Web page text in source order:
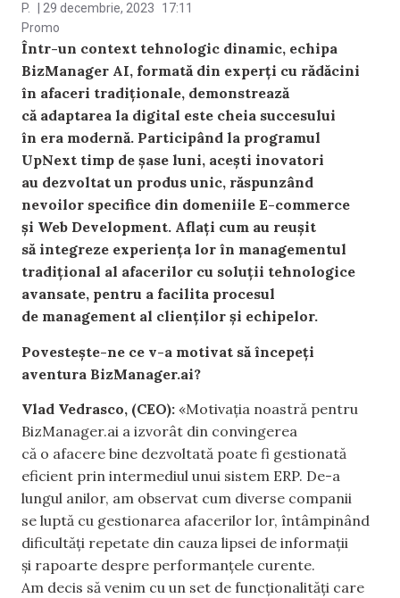
P. 29 decembrie, 2023
17:11
Promo
Într-un context tehnologic dinamic, echipa
BizManager AI, formată din experți cu rădăcini
în afaceri tradiționale, demonstrează
că adaptarea la digital este cheia succesului
în era modernă. Participând la programul
UpNext timp de șase luni, acești inovatori
au dezvoltat un produs unic, răspunzând
nevoilor specifice din domeniile E-commerce
și Web Development. Aflați cum au reușit
să integreze experiența lor în managementul
tradițional al afacerilor cu soluții tehnologice
avansate, pentru a facilita procesul
de management al clienților și echipelor.
Povestește-ne ce v-a motivat să începeți
aventura BizManager.ai?
Vlad Vedrasco, (CEO): «Motivația noastră pentru
BizManager.ai a izvorât din convingerea
că o afacere bine dezvoltată poate fi gestionată
eficient prin intermediul unui sistem ERP. De-a
lungul anilor, am observat cum diverse companii
se luptă cu gestionarea afacerilor lor, întâmpinând
dificultăți repetate din cauza lipsei de informații
și rapoarte despre performanțele curente.
Am decis să venim cu un set de funcționalități care